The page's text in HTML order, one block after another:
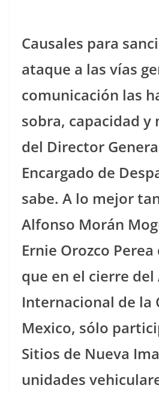
Causales para
ataque a las vías
comunicación las
sobra, capacidad y
del Director
Encargado de
sabe. A lo mejor
Alfonso Morán
Ernie Orozco
que en el cierre
Internacional de la
Mexico, sólo
Sitios de Nueva
unidades